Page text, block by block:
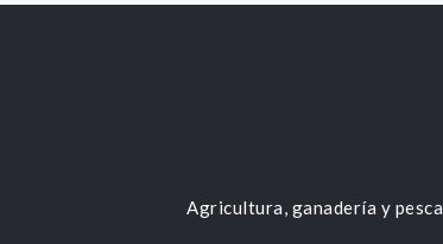
Agricultura, ganadería y pesca